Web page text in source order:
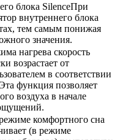
блока SilenceПри
внутреннего блока
тем самым понижая
значения.
нагрева скорость
возрастает от
в соответствии
функция позволяет
воздуха в начале
комфортного сна
(в режиме